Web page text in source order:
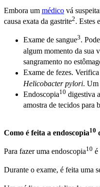
Embora um médico vá
causa exata da gastrite2. Estes
Exame de sangue3.
algum momento da sua
sangramento no
Exame de fezes. Verifica
Helicobacter pylori. Um
Endoscopia10 digestiva
amostra de tecidos para
Como é feita a endoscopia10
Para fazer uma endoscopia10 é
Durante o exame, é feita uma